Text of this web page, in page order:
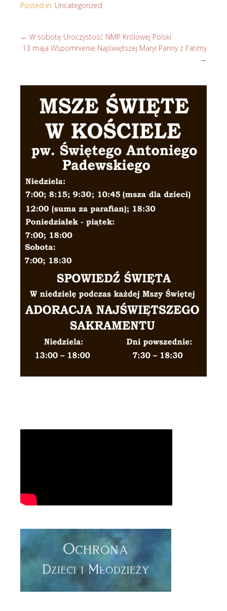
Posted in: Uncategorized
← W sobotę Uroczystość NMP Królowej Polski
13 maja Wspomnienie Najświętszej Maryi Panny z Fatimy
→